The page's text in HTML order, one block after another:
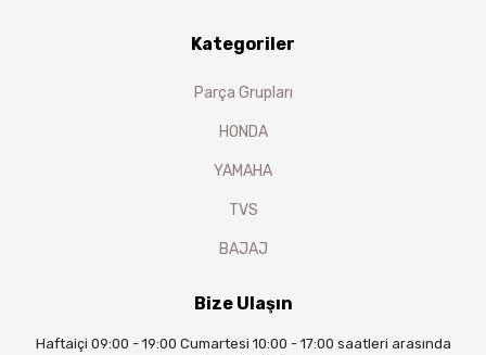
Kategoriler
Parça Grupları
HONDA
YAMAHA
TVS
BAJAJ
Bize Ulaşın
Haftaiçi 09:00 - 19:00 Cumartesi 10:00 - 17:00 saatleri arasında